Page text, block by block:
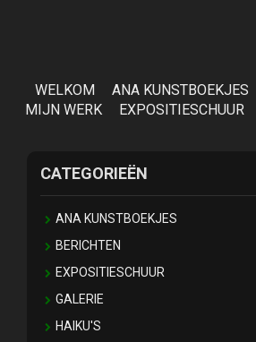
WELKOM ANA KUNSTBOEKJES
MIJN WERK
EXPOSITIESCHUUR
CATEGORIEËN
ANA KUNSTBOEKJES
BERICHTEN
EXPOSITIESCHUUR
GALERIE
HAIKU'S